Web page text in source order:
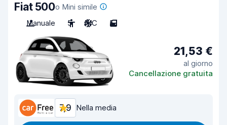
Fiat 500o Mini simile
Manuale
5 A/C 5
21,53 €
al giorno
Cancellazione gratuita
7,9 Nella media